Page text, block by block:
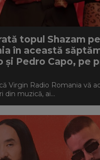
topul Shazam
în această
și Pedro Capo, pe
Virgin Radio Romania vă
din muzică, ai...